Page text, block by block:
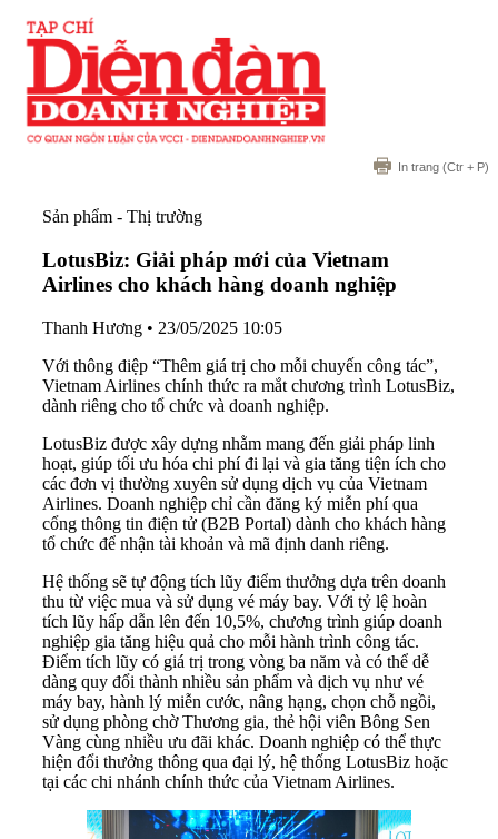
In trang (Ctr + P)
Sản phẩm - Thị trường
LotusBiz: Giải pháp mới của Vietnam
Airlines cho khách hàng doanh nghiệp
Thanh Hương • 23/05/2025 10:05
Với thông điệp “Thêm giá trị cho mỗi chuyến công tác”,
Vietnam Airlines chính thức ra mắt chương trình LotusBiz,
dành riêng cho tổ chức và doanh nghiệp.
LotusBiz được xây dựng nhằm mang đến giải pháp linh
hoạt, giúp tối ưu hóa chi phí đi lại và gia tăng tiện ích cho
các đơn vị thường xuyên sử dụng dịch vụ của Vietnam
Airlines. Doanh nghiệp chỉ cần đăng ký miễn phí qua
cổng thông tin điện tử (B2B Portal) dành cho khách hàng
tổ chức để nhận tài khoản và mã định danh riêng.
Hệ thống sẽ tự động tích lũy điểm thưởng dựa trên doanh
thu từ việc mua và sử dụng vé máy bay. Với tỷ lệ hoàn
tích lũy hấp dẫn lên đến 10,5%, chương trình giúp doanh
nghiệp gia tăng hiệu quả cho mỗi hành trình công tác.
Điểm tích lũy có giá trị trong vòng ba năm và có thể dễ
dàng quy đổi thành nhiều sản phẩm và dịch vụ như vé
máy bay, hành lý miễn cước, nâng hạng, chọn chỗ ngồi,
sử dụng phòng chờ Thương gia, thẻ hội viên Bông Sen
Vàng cùng nhiều ưu đãi khác. Doanh nghiệp có thể thực
hiện đổi thưởng thông qua đại lý, hệ thống LotusBiz hoặc
tại các chi nhánh chính thức của Vietnam Airlines.